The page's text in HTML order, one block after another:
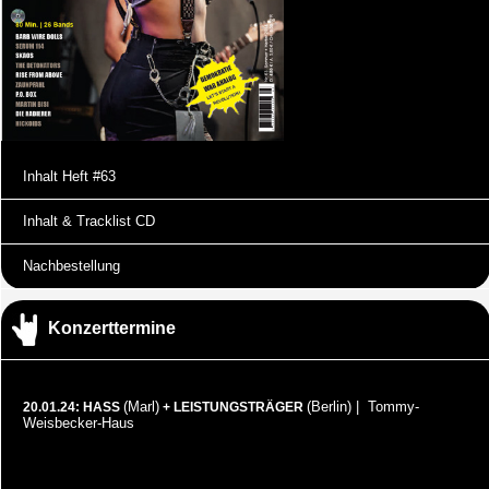
Inhalt Heft #63
Inhalt & Tracklist CD
Nachbestellung
Konzerttermine
20.01.24: HASS (Marl) + LEISTUNGSTRÄGER (Berlin) | Tommy-
Weisbecker-Haus